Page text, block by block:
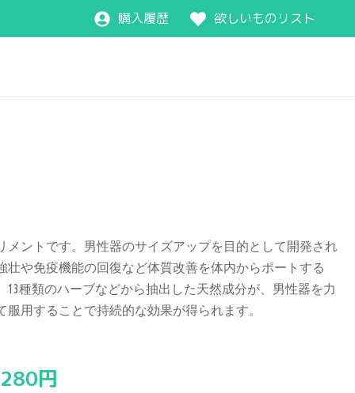
購入履歴 欲しいものリスト
メントです。男性器のサイズアップを目的として開発され
壮や免疫機能の回復など体質改善を体内からポートする
種類のハーブなどから抽出した天然成分が、男性器を力
用することで持続的な効果が得られます。
円